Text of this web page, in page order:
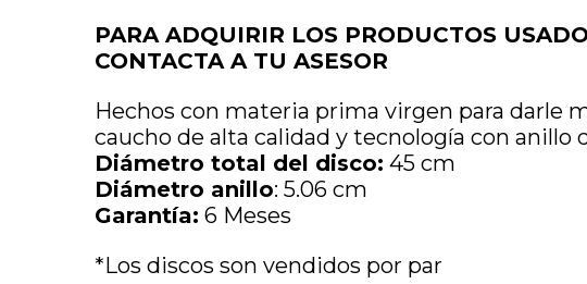
PARA ADQUIRIR LOS PRODUCTOS
CONTACTA A TU ASESOR
Hechos con materia prima virgen para darle
caucho de alta calidad y tecnología con anillo
Diámetro total del disco: 45 cm
Diámetro anillo: 5.06 cm
Garantía: 6 Meses
*Los discos son vendidos por par